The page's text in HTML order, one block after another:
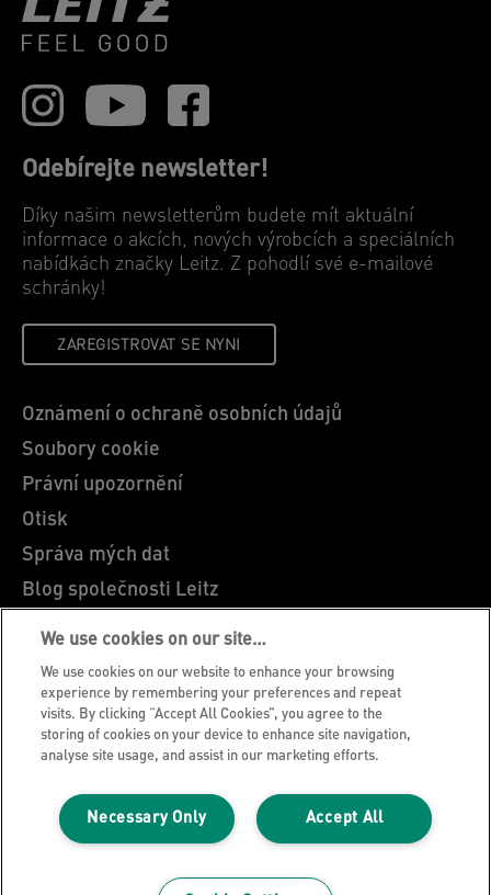
Odebírejte newsletter!
Díky našim newsletterům budete mít aktuální
informace o akcích, nových výrobcích a speciálních
nabídkách značky Leitz. Z pohodlí své e-mailové
schránky!
ZAREGISTROVAT SE NYNI
Oznámení o ochraně osobních údajů
Soubory cookie
Právní upozornění
Otisk
Správa mých dat
Blog společnosti Leitz
Zákaznická podpora
Pokyny pro recyklaci obalů
Záruční podmínky
Prohlášení o shodě
Mapa stránek
©2026 ACCO Brands
We use cookies on our site…
We use cookies on our website to enhance your browsing
experience by remembering your preferences and repeat
visits. By clicking “Accept All Cookies”, you agree to the
storing of cookies on your device to enhance site navigation,
analyse site usage, and assist in our marketing efforts.
Accept All
Necessary Only